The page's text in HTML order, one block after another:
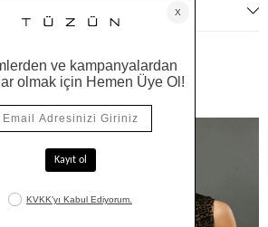
Benzer Ürünler
Net %50 İndirim!